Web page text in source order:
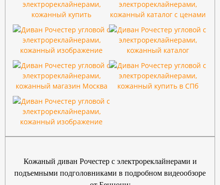
Кожаный диван Рочестер с электрореклайнерами и
подъемными подголовниками в подробном видеообзоре